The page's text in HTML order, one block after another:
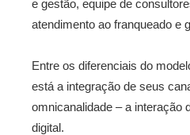
e gestão, equipe de
atendimento ao franqueado e
Entre os diferenciais do
está a integração de seus
omnicanalidade – a interação
digital.